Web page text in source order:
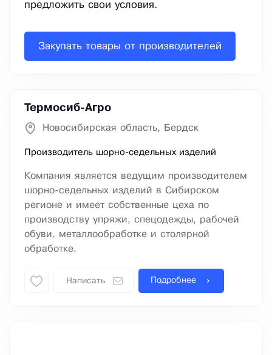
предложить свои условия.
Закупать товары от производителей
Термосиб-Агро
Новосибирская область, Бердск
Производитель шорно-седельных изделий
Компания является ведущим производителем
шорно-седельных изделий в Сибирском
регионе и имеет собственные цеха по
производству упряжи, спецодежды, рабочей
обуви, металлообработке и столярной
обработке.
Написать Подробнее